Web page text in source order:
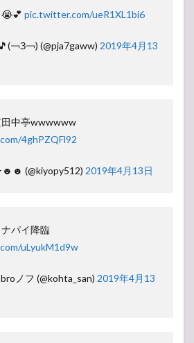
pic.twitter.com/ueR1XL1bi6
￢З￢) (@pja7gaww) 2019年4月13
田中亭wwwwww
4ghPZQFl92
☻☻ (@kiyopy512) 2019年4月13日
パイ降臨
uLyukM1d9w
ノフ (@kohta_san) 2019年4月13